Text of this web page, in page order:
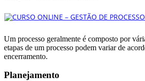
Um processo geralmente é composto por
etapas de um processo podem variar de
encerramento.
Planejamento